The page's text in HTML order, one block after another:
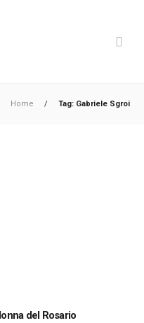
Home / Tag: Gabriele Sgroi
del Rosario